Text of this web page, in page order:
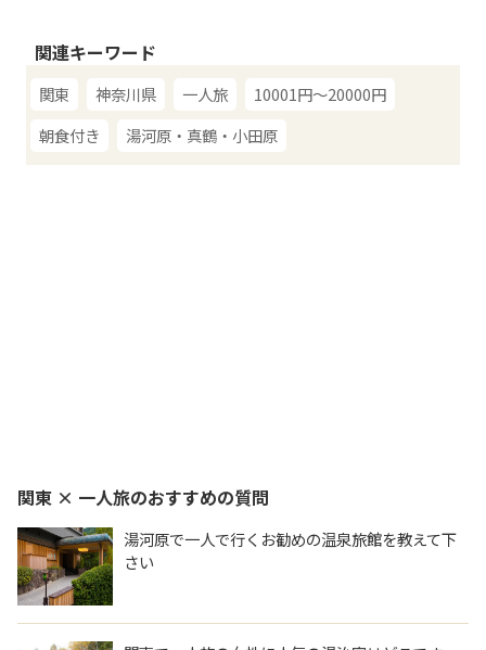
関連キーワード
関東 神奈川県 一人旅
10001円～20000円
朝食付き
湯河原・真鶴・小田原
関東 × 一人旅のおすすめの質問
湯河原で一人で行くお勧めの温泉旅館を教えて下
さい